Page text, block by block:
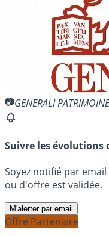
GENERALI
Suivre les évolutions
Soyez notifié par
ou d'offre est validée.
M'alerter par email
Offre Partenaire